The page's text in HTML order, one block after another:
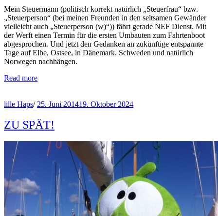
Mein Steuermann (politisch korrekt natürlich „Steuerfrau“ bzw.
„Steuerperson“ (bei meinen Freunden in den seltsamen Gewänder
vielleicht auch „Steuerperson (w)“)) fährt gerade NEF Dienst. Mit
der Werft einen Termin für die ersten Umbauten zum Fahrtenboot
abgesprochen. Und jetzt den Gedanken an zukünftige entspannte
Tage auf Elbe, Ostsee, in Dänemark, Schweden und natürlich
Norwegen nachhängen.
Read more
lille Haps/ 25. Juni 201419. Oktober 2024
ZU SPÄT!